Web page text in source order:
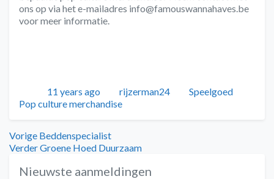
ons op via het e-mailadres info@famouswannahaves.be
voor meer informatie.
Geplaatst
11 years ago Auteur
rijzerman24 Categorieën
Speelgoed
Pop culture merchandise
Bericht
navigatie
Vorige Vorig
bericht:
Beddenspecialist
VerderVolgend
Groene Hoed Duurzaam
Nieuwste aanmeldingen